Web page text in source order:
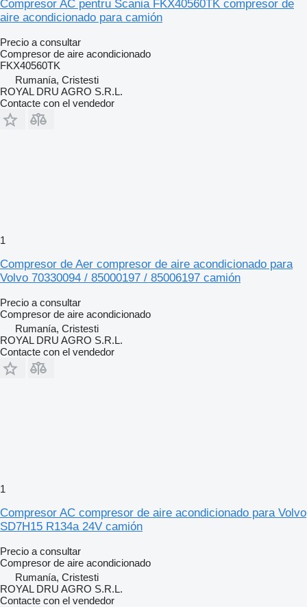
Compresor AC pentru Scania FKX40560TK compresor de
aire acondicionado para camión
Precio a consultar
Compresor de aire acondicionado
FKX40560TK
Rumanía, Cristesti
ROYAL DRU AGRO S.R.L.
Contacte con el vendedor
1
Compresor de Aer compresor de aire acondicionado para
Volvo 70330094 / 85000197 / 85006197 camión
Precio a consultar
Compresor de aire acondicionado
Rumanía, Cristesti
ROYAL DRU AGRO S.R.L.
Contacte con el vendedor
1
Compresor AC compresor de aire acondicionado para Volvo
SD7H15 R134a 24V camión
Precio a consultar
Compresor de aire acondicionado
Rumanía, Cristesti
ROYAL DRU AGRO S.R.L.
Contacte con el vendedor